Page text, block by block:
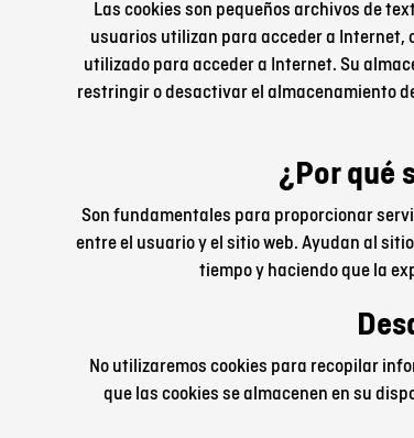
Las cookies son pequeños archivos de
usuarios utilizan para acceder a
utilizado para acceder a Internet. Su
restringir o desactivar el almacenamiento
¿Por qué
Son fundamentales para proporcionar
entre el usuario y el sitio web. Ayudan al
tiempo y haciendo que la
No utilizaremos cookies para recopilar
que las cookies se almacenen en su